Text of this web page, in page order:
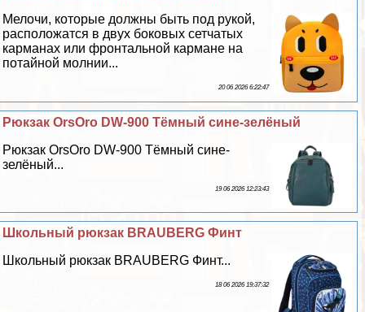
Мелочи, которые должны быть под рукой,
расположатся в двух боковых сетчатых
карманах или фронтальной кармане на
потайной молнии...
20 06 2026 6:22:47
Рюкзак OrsOro DW-900 Тёмный сине-зелёный
Рюкзак OrsOro DW-900 Тёмный сине-
зелёный...
19 06 2026 12:23:43
Школьный рюкзак BRAUBERG Финт
Школьный рюкзак BRAUBERG Финт...
18 06 2026 19:37:32